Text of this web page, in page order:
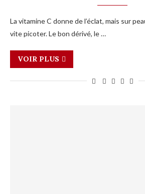
La vitamine C donne de l’éclat, mais sur
vite picoter. Le bon dérivé, le …
VOIR PLUS